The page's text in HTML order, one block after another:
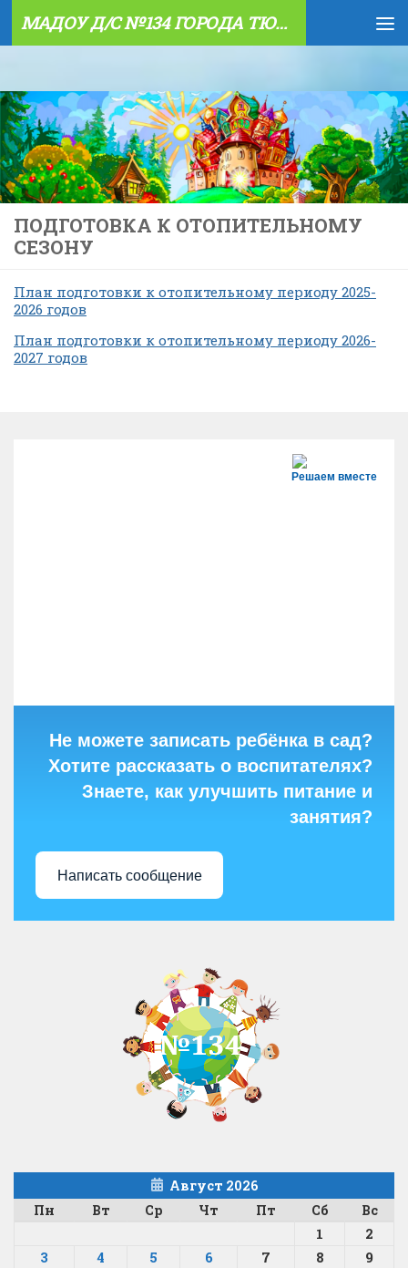
Skip to content МАДОУ Д/С №134 ГОРОДА ТЮМЕНИ
ПОДГОТОВКА К ОТОПИТЕЛЬНОМУ
СЕЗОНУ
План подготовки к отопительному периоду 2025-
2026 годов
План подготовки к отопительному периоду 2026-
2027 годов
Решаем вместе
Не можете записать ребёнка в сад?
Хотите рассказать о воспитателях?
Знаете, как улучшить питание и
занятия?
Написать сообщение
Август 2026
Пн
Вт Ср Чт Пт Сб Вс
1
2
3
4 5 6 7 8
9